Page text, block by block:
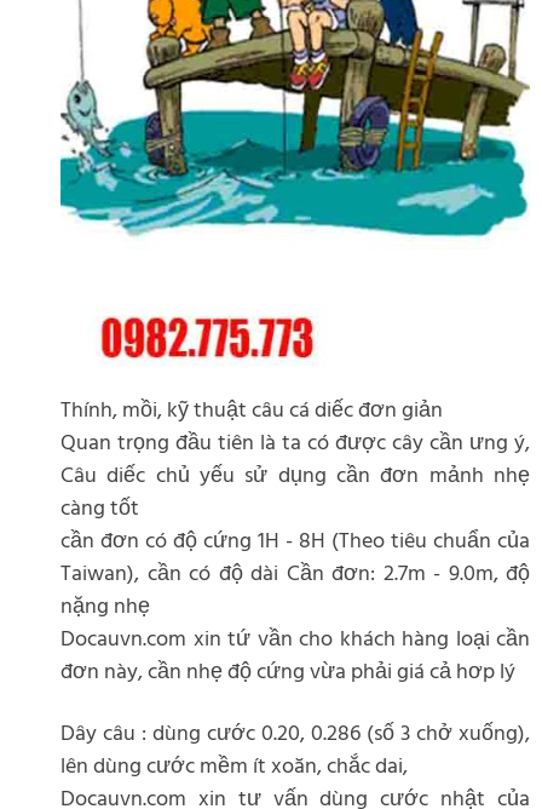
Thính, mồi, kỹ thuật câu cá diếc đơn giản
Quan trọng đầu tiên là ta có được cây cần ưng ý,
Câu diếc chủ yếu sử dụng cần đơn mảnh nhẹ
càng tốt
cần đơn có độ cứng 1H - 8H (Theo tiêu chuẩn của
Taiwan), cần có độ dài Cần đơn: 2.7m - 9.0m, độ
nặng nhẹ
Docauvn.com xin tứ vần cho khách hàng loại cần
đơn này, cần nhẹ độ cứng vừa phải giá cả hơp lý
Dây câu : dùng cước 0.20, 0.286 (số 3 chở xuống),
lên dùng cước mềm ít xoăn, chắc dai,
Docauvn.com xin tư vấn dùng cước nhật của